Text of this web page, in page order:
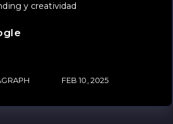
y creatividad
FEB 10, 2025